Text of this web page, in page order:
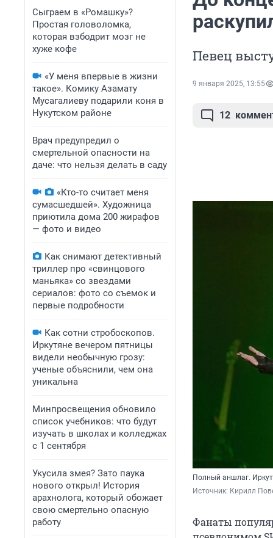
Сыграем в «Ромашку»?
Простая головоломка,
которая взбодрит мозг не
хуже кофе
«У меня впервые в жизни
такое». Комику Азамату
Мусагалиеву подарили коня в
Нукутском районе
Врач предупредил о
смертельной опасности на
даче: что нельзя делать в саду
«Кто-то считает меня
сумасшедшей». Художница
приютила дома 200 жирафов
— фото и видео
Как снимают детективный
триллер про «свинцового
маньяка» со звездами
сериалов: фото со съемок и
первые подробности
Как сотни стробоскопов.
Иркутяне вечером пятницы
видели необычную грозу:
ученые объяснили, чем она
уникальна
Минпросвещения обновило
список учебников: что будут
изучать в школах и колледжах
с 1 сентября
Укусила змея? Зато паука
нового открыл! История
арахнолога, который обожает
свою смертельно опасную
работу
Певец
9 января 2025, 13:55
12
Полный аншлаг.
Источник: Кирилл
Фанаты